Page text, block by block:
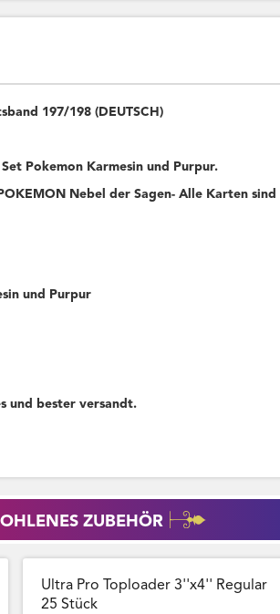
197/198 (DEUTSCH)
Pokemon Karmesin und Purpur.
Nebel der Sagen- Alle Karten sind
und Purpur
und bester versandt.
ZUBEHÖR
Ultra Pro Toploader 3''x4'' Regular
25 Stück